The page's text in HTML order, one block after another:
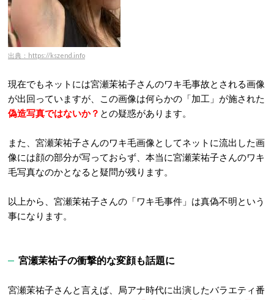
出典：https://kszend.info
現在でもネットには宮瀬茉祐子さんのワキ毛事故とされる画像
が出回っていますが、この画像は何らかの「加工」が施された
偽造写真ではないか？ との疑惑があります。
また、宮瀬茉祐子さんのワキ毛画像としてネットに流出した画
像には顔の部分が写っておらず、本当に宮瀬茉祐子さんのワキ
毛写真なのかとなると疑問が残ります。
以上から、宮瀬茉祐子さんの「ワキ毛事件」は真偽不明という
事になります。
宮瀬茉祐子の衝撃的な変顔も話題に
宮瀬茉祐子さんと言えば、局アナ時代に出演したバラエティ番